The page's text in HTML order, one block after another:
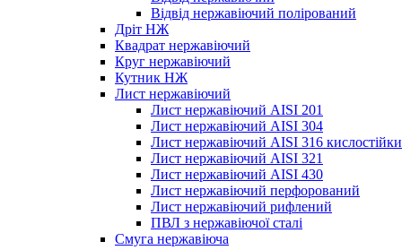
Відвід нержавіючий полірований
Дріт НЖ
Квадрат нержавіючий
Круг нержавіючий
Кутник НЖ
Лист нержавіючий
Лист нержавіючий AISI 201
Лист нержавіючий AISI 304
Лист нержавіючий AISI 316
Лист нержавіючий AISI 321
Лист нержавіючий AISI 430
Лист нержавіючий перфорований
Лист нержавіючий рифлений
ПВЛ з нержавіючої сталі
Смуга нержавіюча